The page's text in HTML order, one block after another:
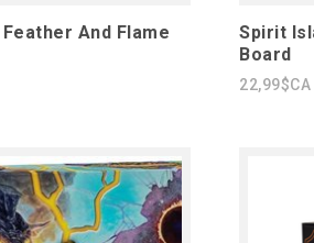
And Flame
Spirit
Board
22,99$CA